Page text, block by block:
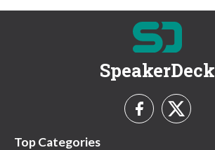
SpeakerDeck
Top Categories